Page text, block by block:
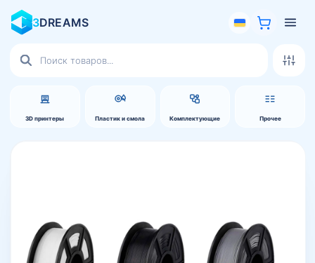
3DREAMS
3D принтеры Пластик и смола Комплектующие Прочее
товаров